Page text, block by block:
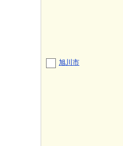
旭川市